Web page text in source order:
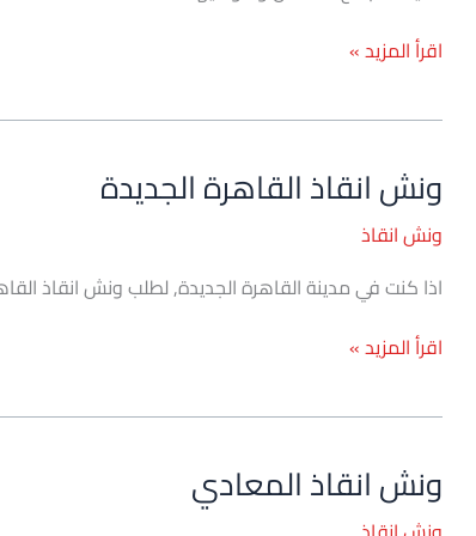
اقرأ المزيد »
ونش انقاذ القاهرة الجديدة
ونش انقاذ
اذا كنت في مدينة القاهرة الجديدة, لطلب ونش انقاذ القاهرة
ونش
انقاذ
القاهرة
الجديدة
اقرأ المزيد »
ونش انقاذ المعادي
ونش
انقاذ